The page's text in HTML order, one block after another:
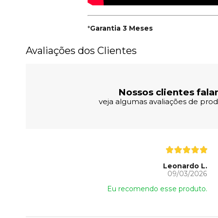
*Garantia 3 Meses
Avaliações dos Clientes
Nossos clientes
veja algumas avaliações de
Leonardo L.
09/03/2026
Eu recomendo esse produto.